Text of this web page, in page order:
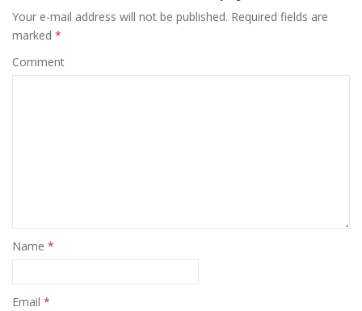
Your e-mail address will not be published. Required fields are
marked *
Comment
Name *
Email *